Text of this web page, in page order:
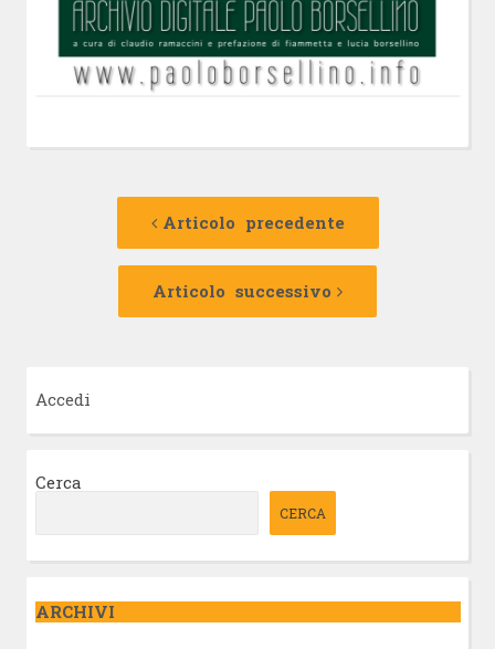
Navigazione
Articolo precedente
Articolo
Articolo successivo
Articolo
Accedi
Cerca
CERCA
ARCHIVI